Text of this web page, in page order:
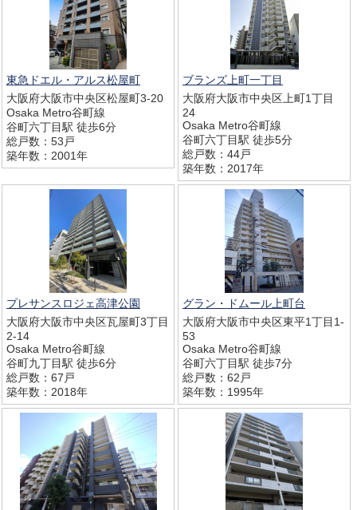
東急ドエル・アルス松屋町
大阪府大阪市中央区松屋町3-20
Osaka Metro谷町線
谷町六丁目駅 徒歩6分
総戸数：53戸
築年数：2001年
ブランズ上町一丁目
大阪府大阪市中央区上町1丁目
24
Osaka Metro谷町線
谷町六丁目駅 徒歩5分
総戸数：44戸
築年数：2017年
プレサンスロジェ高津公園
大阪府大阪市中央区瓦屋町3丁目
2-14
Osaka Metro谷町線
谷町九丁目駅 徒歩6分
総戸数：67戸
築年数：2018年
グラン・ドムール上町台
大阪府大阪市中央区東平1丁目1-
53
Osaka Metro谷町線
谷町六丁目駅 徒歩7分
総戸数：62戸
築年数：1995年